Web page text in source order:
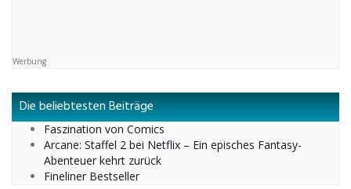
Werbung
Die beliebtesten Beiträge
Faszination von Comics
Arcane: Staffel 2 bei Netflix – Ein episches Fantasy-
Abenteuer kehrt zurück
Fineliner Bestseller